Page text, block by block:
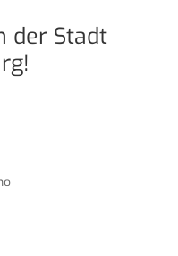
der Stadt